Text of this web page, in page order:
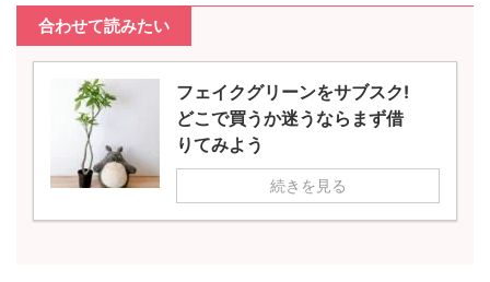
合わせて読みたい
フェイクグリーンをサブスク!
どこで買うか迷うならまず借
りてみよう
続きを見る